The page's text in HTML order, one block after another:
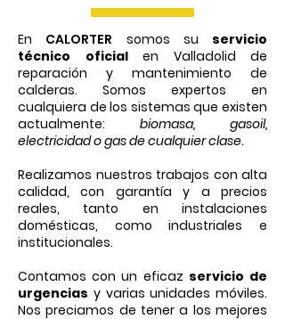
En CALORTER somos su servicio
técnico oficialen Valladolid de
reparación y mantenimiento de
calderas. Somos expertos en
cualquiera de los sistemas que existen
actualmente: biomasa, gasoil,
electricidad o gas de cualquier clase.
Realizamos nuestros trabajos con alta
calidad, con garantía y a precios
reales, tanto en instalaciones
domésticas, como industriales e
institucionales.
Contamos con un eficaz servicio de
urgencias y varias unidades móviles.
Nos preciamos de tener a los mejores